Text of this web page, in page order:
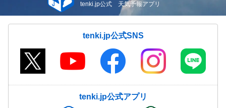
tenki.jp公式 天気予報アプリ
tenki.jp公式SNS
tenki.jp公式アプリ